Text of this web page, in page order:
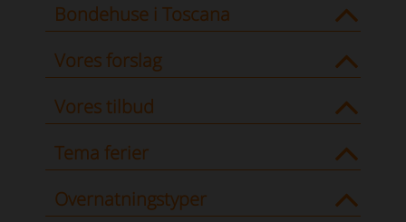
Bondehuse i Toscana
Vores forslag
Vores tilbud
Tema ferier
Overnatningstyper